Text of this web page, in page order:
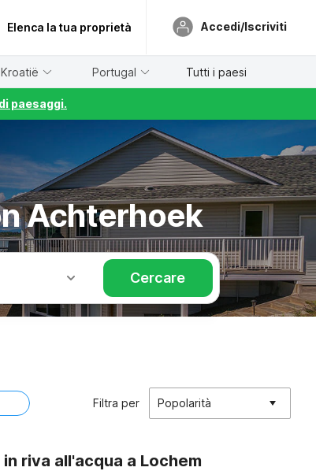
Elenca la tua proprietà Accedi/Iscriviti
Kroatië Portugal Tutti i paesi
paesaggi.
Achterhoek
Cercare
Filtra per Popolarità
riva all'acqua a Lochem